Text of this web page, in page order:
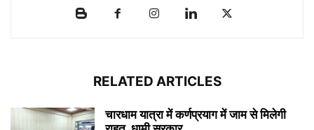
RELATED ARTICLES
चारधाम यात्रा में कर्णप्रयाग में जाम से मिलेगी